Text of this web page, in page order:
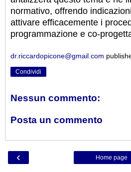
normativo, offrendo
attivare efficacemente i
programmazione e co-
dr.riccardopicone@gmail.com
Condividi
Nessun commento:
Posta un commento
‹ Home page